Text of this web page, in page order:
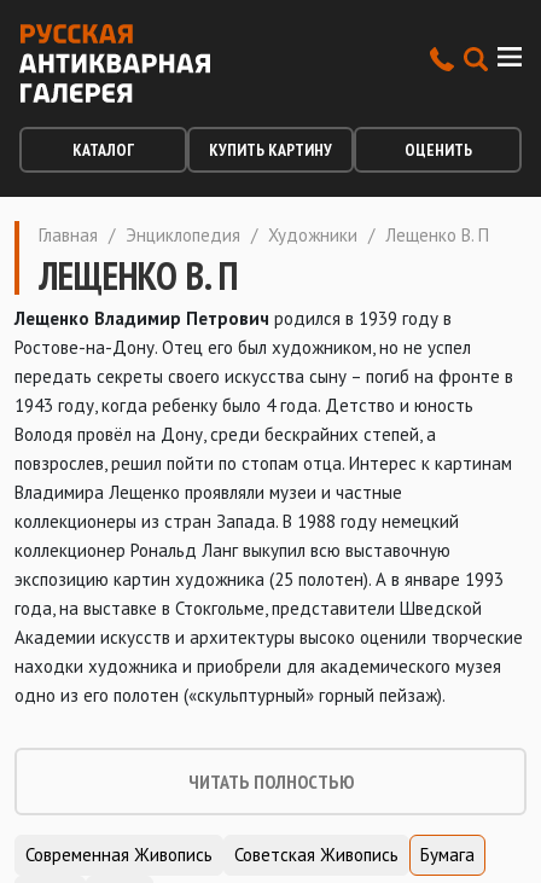
КАТАЛОГ КУПИТЬ КАРТИНУ ОЦЕНИТЬ
Главная / Энциклопедия / Художники / Лещенко В. П
ЛЕЩЕНКО В. П
Лещенко Владимир Петрович родился в 1939 году в
Ростове-на-Дону. Отец его был художником, но не успел
передать секреты своего искусства сыну – погиб на фронте в
1943 году, когда ребенку было 4 года. Детство и юность
Володя провёл на Дону, среди бескрайних степей, а
повзрослев, решил пойти по стопам отца. Интерес к картинам
Владимира Лещенко проявляли музеи и частные
коллекционеры из стран Запада. В 1988 году немецкий
коллекционер Рональд Ланг выкупил всю выставочную
экспозицию картин художника (25 полотен). А в январе 1993
года, на выставке в Стокгольме, представители Шведской
Академии искусств и архитектуры высоко оценили творческие
находки художника и приобрели для академического музея
одно из его полотен («скульптурный» горный пейзаж).
ЧИТАТЬ ПОЛНОСТЬЮ
Современная Живопись Советская Живопись
Бумага